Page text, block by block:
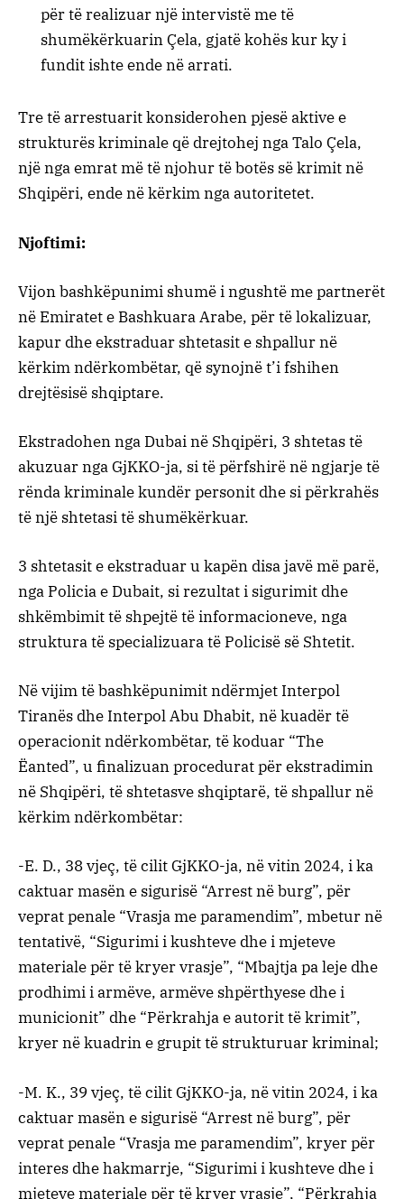
për të realizuar një intervistë me të
shumëkërkuarin Çela, gjatë kohës kur ky i
fundit ishte ende në arrati.
Tre të arrestuarit konsiderohen pjesë aktive e
strukturës kriminale që drejtohej nga Talo Çela,
një nga emrat më të njohur të botës së krimit në
Shqipëri, ende në kërkim nga autoritetet.
Njoftimi:
Vijon bashkëpunimi shumë i ngushtë me partnerët
në Emiratet e Bashkuara Arabe, për të lokalizuar,
kapur dhe ekstraduar shtetasit e shpallur në
kërkim ndërkombëtar, që synojnë t’i fshihen
drejtësisë shqiptare.
Ekstradohen nga Dubai në Shqipëri, 3 shtetas të
akuzuar nga GjKKO-ja, si të përfshirë në ngjarje të
rënda kriminale kundër personit dhe si përkrahës
të një shtetasi të shumëkërkuar.
3 shtetasit e ekstraduar u kapën disa javë më parë,
nga Policia e Dubait, si rezultat i sigurimit dhe
shkëmbimit të shpejtë të informacioneve, nga
struktura të specializuara të Policisë së Shtetit.
Në vijim të bashkëpunimit ndërmjet Interpol
Tiranës dhe Interpol Abu Dhabit, në kuadër të
operacionit ndërkombëtar, të koduar “The
Ëanted”, u finalizuan procedurat për ekstradimin
në Shqipëri, të shtetasve shqiptarë, të shpallur në
kërkim ndërkombëtar:
-E. D., 38 vjeç, të cilit GjKKO-ja, në vitin 2024, i ka
caktuar masën e sigurisë “Arrest në burg”, për
veprat penale “Vrasja me paramendim”, mbetur në
tentativë, “Sigurimi i kushteve dhe i mjeteve
materiale për të kryer vrasje”, “Mbajtja pa leje dhe
prodhimi i armëve, armëve shpërthyese dhe i
municionit” dhe “Përkrahja e autorit të krimit”,
kryer në kuadrin e grupit të strukturuar kriminal;
-M. K., 39 vjeç, të cilit GjKKO-ja, në vitin 2024, i ka
caktuar masën e sigurisë “Arrest në burg”, për
veprat penale “Vrasja me paramendim”, kryer për
interes dhe hakmarrje, “Sigurimi i kushteve dhe i
mjeteve materiale për të kryer vrasje”, “Përkrahja